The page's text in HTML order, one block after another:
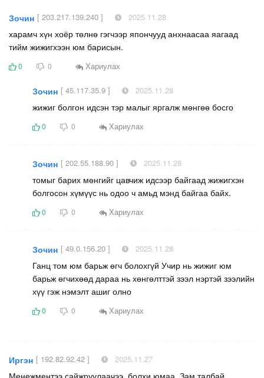
Зочин [ 203.217.139.240 ] 2025.11.28
харамч хүн хоёр төлнө гэгчээр япончууд анхнаасаа яагаад
тийм жижигхээн юм барисын.
0 0 Хариулах
Зочин [ 45.117.35.9 ] 2025.11.28
жижиг болгон идсэн тэр малыг яргалж мөнгөө босго
0 0 Хариулах
Зочин [ 202.55.188.90 ] 2025.11.28
томыг барих мөнгийг цавчиж идсээр байгаад жижигхэн
болгосон хүмүүс нь одоо ч амьд мэнд байгаа байх.
0 0 Хариулах
Зочин [ 49.0.156.20 ] 2025.11.28
Ганц том юм барьж өгч болохгүй Учир нь жижиг юм
барьж өгчихөөд дараа нь хөнгөлттэй зээл нэртэй зээлийн
хүү гэж нэмэлт ашиг олно
0 0 Хариулах
Иргэн [ 192.82.92.42 ] 2025.11.27
Менежментээ сайжруулаачээ, болхи юмаа. Зам талбай,